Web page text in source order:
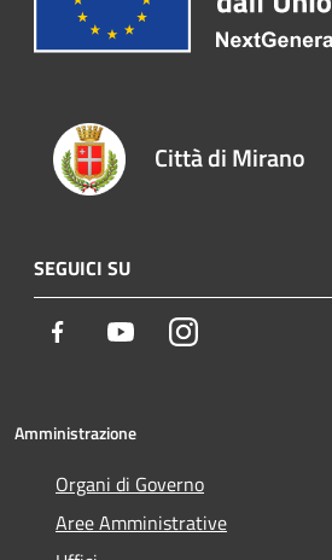
Città di Mirano
SEGUICI SU
Facebook YoutubeInstagram
Amministrazione
Organi di Governo
Aree Amministrative